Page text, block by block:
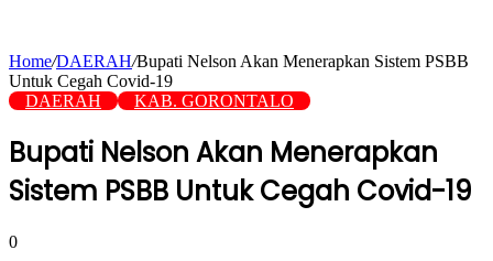
Home/DAERAH/Bupati Nelson Akan Menerapkan Sistem PSBB
Untuk Cegah Covid-19
DAERAH
KAB. GORONTALO
Bupati Nelson Akan Menerapkan
Sistem PSBB Untuk Cegah Covid-19
0